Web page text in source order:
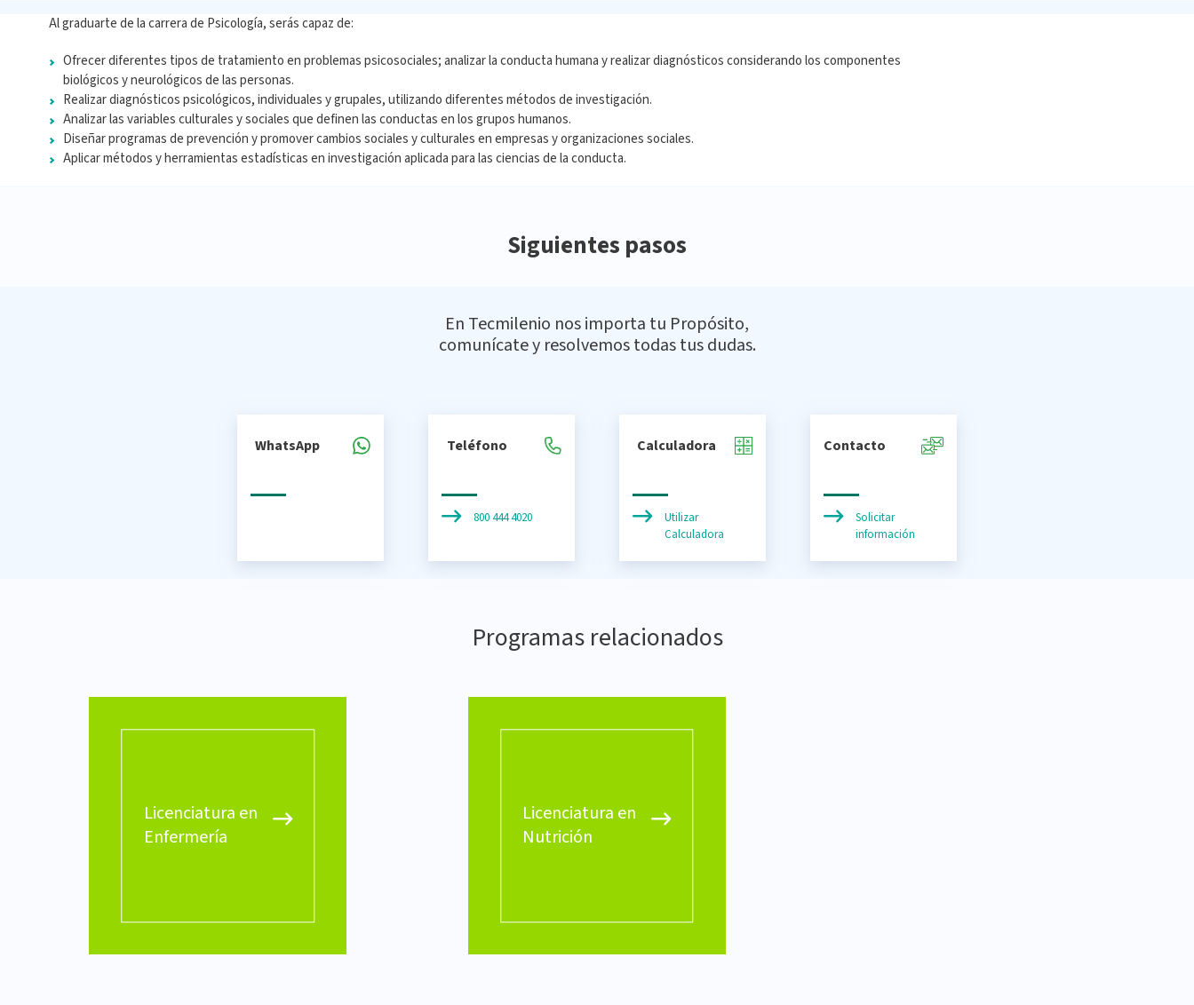
Al graduarte de la carrera de Psicología, serás capaz de:
Ofrecer diferentes tipos de tratamiento en problemas psicosociales; analizar la conducta humana y realizar diagnósticos considerando los componentes
biológicos y neurológicos de las personas.
Realizar diagnósticos psicológicos, individuales y grupales, utilizando diferentes métodos de investigación.
Analizar las variables culturales y sociales que definen las conductas en los grupos humanos.
Diseñar programas de prevención y promover cambios sociales y culturales en empresas y organizaciones sociales.
Aplicar métodos y herramientas estadísticas en investigación aplicada para las ciencias de la conducta.
Siguientes pasos
En Tecmilenio nos importa tu Propósito,
comunícate y resolvemos todas tus dudas.
WhatsApp Teléfono
800 444 4020
Calculadora
Utilizar
Calculadora
Contacto
Solicitar
información
Programas relacionados
Licenciatura en
Enfermería
Licenciatura en
Nutrición